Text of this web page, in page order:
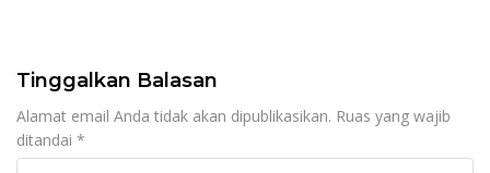
Tinggalkan Balasan
Alamat email Anda tidak akan dipublikasikan. Ruas yang wajib
ditandai *